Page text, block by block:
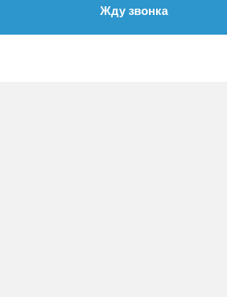
Жду звонка